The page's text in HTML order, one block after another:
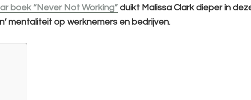
boek “Never Not Working” duikt Malissa Clark dieper in
mentaliteit op werknemers en bedrijven.